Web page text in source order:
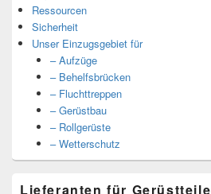
Ressourcen
Sicherheit
Unser Einzugsgebiet für
– Aufzüge
– Behelfsbrücken
– Fluchttreppen
– Gerüstbau
– Rollgerüste
– Wetterschutz
Lieferanten für Gerüstteile